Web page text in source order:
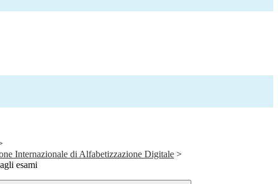
Internazionale di Alfabetizzazione Digitale >
esami